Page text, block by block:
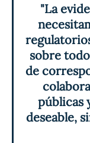
"La
sobre
de
públicas
deseable,